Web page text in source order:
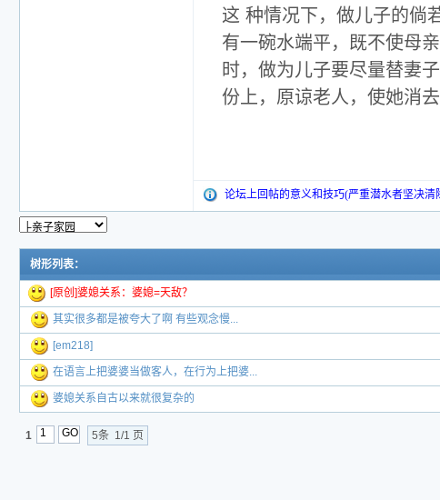
这 种情况下，做儿子的倘
有一碗水端平，既不使母
时，做为儿子要尽量替妻
份上，原谅老人，使她消
论坛上回帖的意义和技巧(严重潜水者坚决清
树形列表：
[原创]婆媳关系：婆媳=天敌？
其实很多都是被夸大了啊 有些观念慢...
[em218]
在语言上把婆婆当做客人，在行为上把婆...
婆媳关系自古以来就很复杂的
1 5条 1/1 页